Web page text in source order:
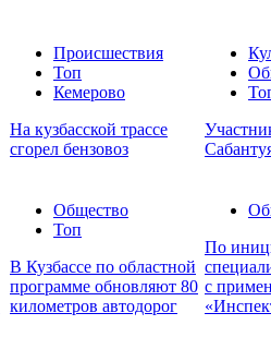
Происшествия
Топ
Кемерово
На кузбасской трассе
сгорел бензовоз
Общество
Топ
В Кузбассе по областной
программе обновляют 80
километров автодорог
По
с